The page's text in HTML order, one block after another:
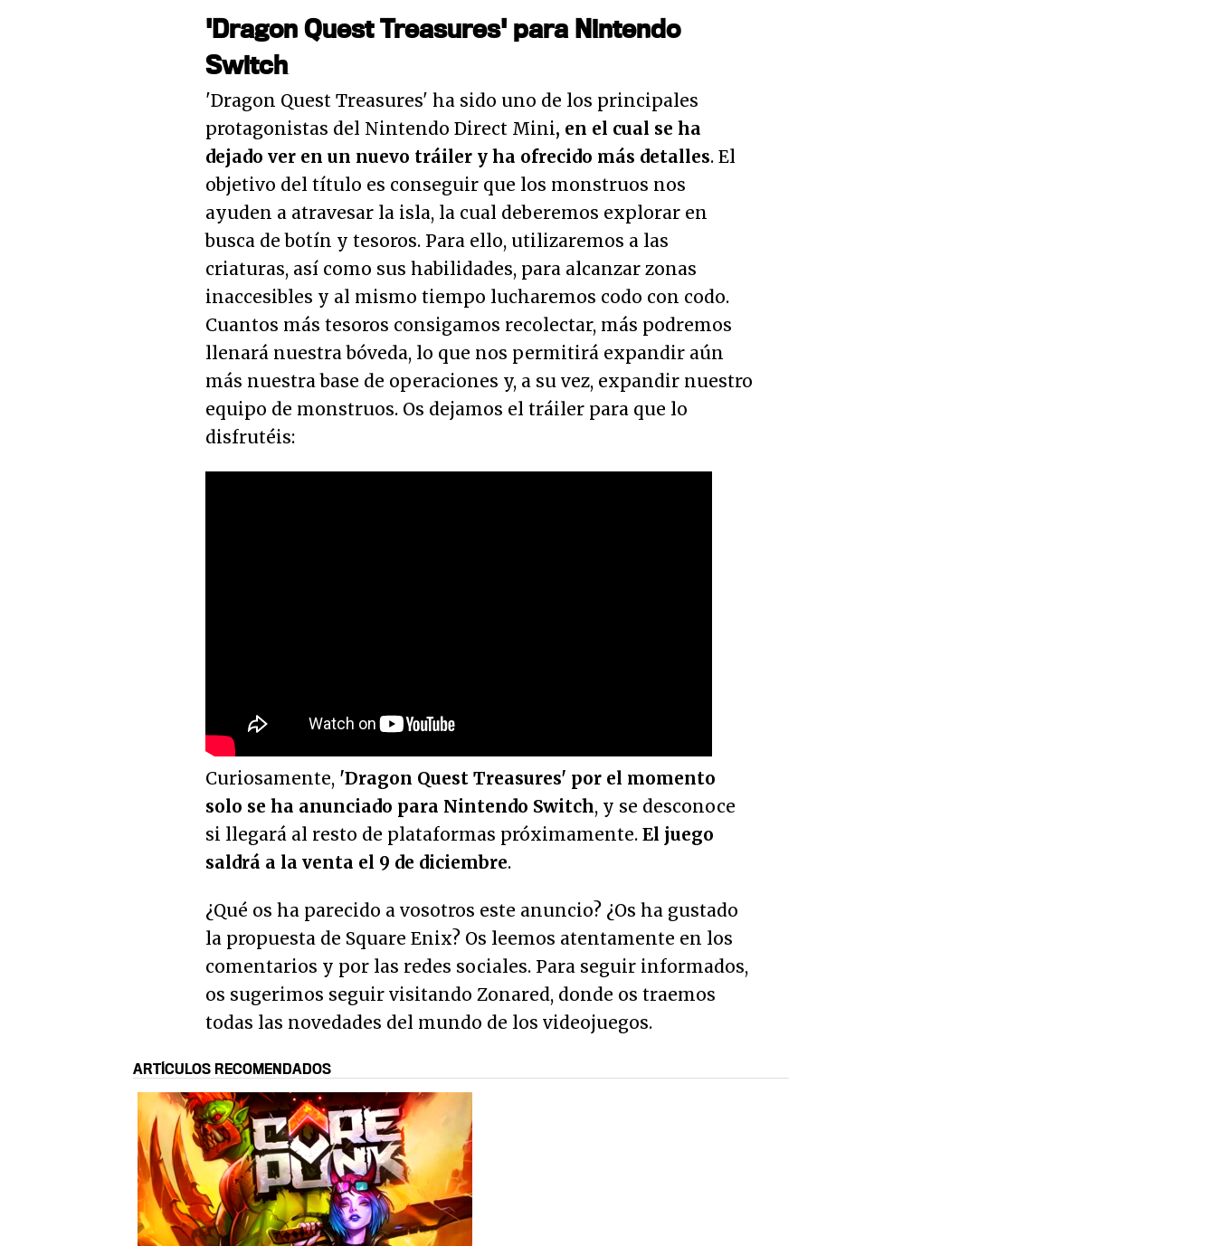
'Dragon Quest Treasures' para Nintendo
Switch
'Dragon Quest Treasures' ha sido uno de los principales
protagonistas del Nintendo Direct Mini, en el cual se ha
dejado ver en un nuevo tráiler y ha ofrecido más detalles. El
objetivo del título es conseguir que los monstruos nos
ayuden a atravesar la isla, la cual deberemos explorar en
busca de botín y tesoros. Para ello, utilizaremos a las
criaturas, así como sus habilidades, para alcanzar zonas
inaccesibles y al mismo tiempo lucharemos codo con codo.
Cuantos más tesoros consigamos recolectar, más podremos
llenará nuestra bóveda, lo que nos permitirá expandir aún
más nuestra base de operaciones y, a su vez, expandir nuestro
equipo de monstruos. Os dejamos el tráiler para que lo
disfrutéis:
Curiosamente, 'Dragon Quest Treasures' por el momento
solo se ha anunciado para Nintendo Switch, y se desconoce
si llegará al resto de plataformas próximamente. El juego
saldrá a la venta el 9 de diciembre.
¿Qué os ha parecido a vosotros este anuncio? ¿Os ha gustado
la propuesta de Square Enix? Os leemos atentamente en los
comentarios y por las redes sociales. Para seguir informados,
os sugerimos seguir visitando Zonared, donde os traemos
todas las novedades del mundo de los videojuegos.
ARTÍCULOS RECOMENDADOS